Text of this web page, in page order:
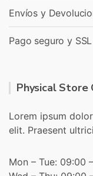
Envíos y
Pago seguro y SSL
Physical Store
Lorem ipsum
elit. Praesent
Mon – Tue: 09:00